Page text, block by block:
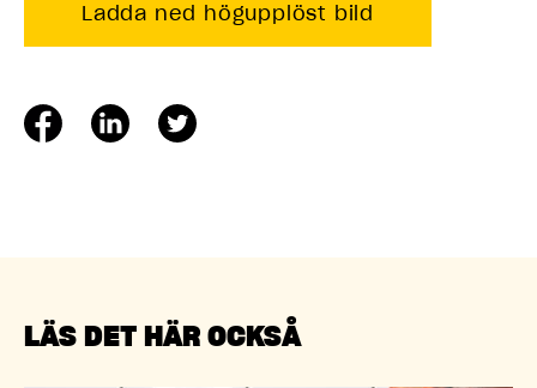
Ladda ned högupplöst bild
LÄS DET HÄR OCKSÅ